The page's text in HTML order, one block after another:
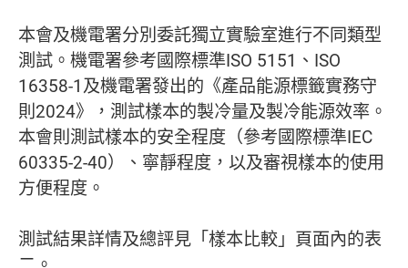
本會及機電署分別委託獨立實驗室進行不同類型
測試。機電署參考國際標準ISO 5151、ISO
16358-1及機電署發出的《產品能源標籤實務守
則2024》，測試樣本的製冷量及製冷能源效率。
本會則測試樣本的安全程度（參考國際標準IEC
60335-2-40）、寧靜程度，以及審視樣本的使用
方便程度。
測試結果詳情及總評見「樣本比較」頁面內的表